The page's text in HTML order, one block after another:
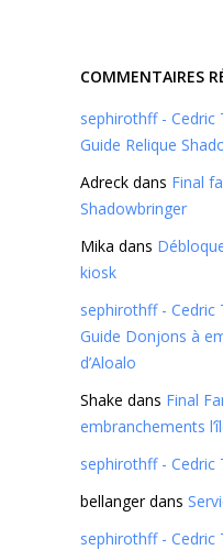
COMMENTAIRES
sephirothff - Cedric
Guide Relique
Adreck dans Final
Shadowbringer
Mika dans
kiosk
sephirothff - Cedric
Guide Donjons à
d’Aloalo
Shake dans Final
embranchements
sephirothff - Cedric
bellangerdans
sephirothff - Cedric